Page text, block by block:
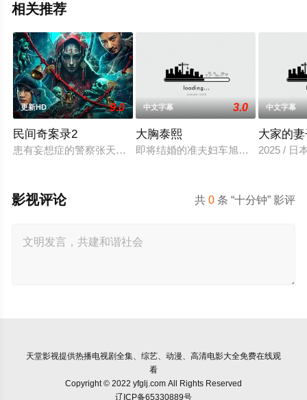
相关推荐
更新HD 9.0
民间奇案录2
患有妄想症的警察张天盛遇上一起离奇的神像杀人事件，勘案过
中文字幕 3.0
大胸泰熙
即将结婚的准夫妇车旭和敏珠，车旭
中文字幕
大家的
2025 / 日
共0 条 “十分钟” 影评
影视评论
天堂影视提供热播电视剧全集、综艺、动漫、高清电影大全免费在线观
看
Copyright © 2022 yfglj.com All Rights Reserved
辽ICP备65330889号